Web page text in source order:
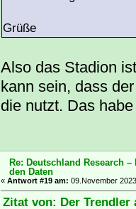
Grüße
Also das Stadion
kann sein, dass
die nutzt. Das
Re: Deutschland Research –
den Daten
« Antwort #19 am: 09.November
Zitat von: Der Trendler